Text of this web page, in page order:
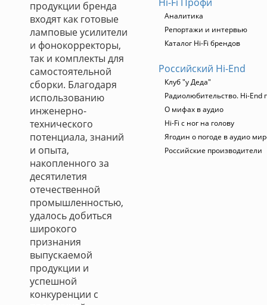
продукции бренда
входят как готовые
ламповые усилители
и фонокорректоры,
так и комплекты для
самостоятельной
сборки. Благодаря
использованию
инженерно-
технического
потенциала, знаний
и опыта,
накопленного за
десятилетия
отечественной
промышленностью,
удалось добиться
широкого
признания
выпускаемой
продукции и
успешной
конкуренции с
Аналитика
Репортажи и интервью
Каталог Hi-Fi брендов
Российский Hi-End
Клуб "у Деда"
Радиолюбительство. Hi-End
О мифах в аудио
Hi-Fi с ног на голову
Ягодин о погоде в аудио
Российские производители